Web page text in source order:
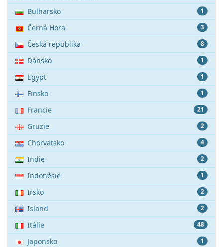
1
Bulharsko
3
Černá Hora
8
Česká republika
1
Dánsko
1
Egypt
1
Finsko
21
Francie
2
Gruzie
4
Chorvatsko
2
Indie
1
Indonésie
2
Irsko
2
Island
48
Itálie
1
Japonsko